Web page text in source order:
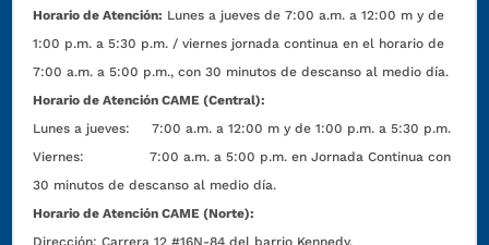
Horario de Atención: Lunes a jueves de 7:00 a.m. a 12:00 m y de
1:00 p.m. a 5:30 p.m. / viernes jornada continua en el horario de
7:00 a.m. a 5:00 p.m., con 30 minutos de descanso al medio día.
Horario de Atención CAME (Central):
Lunes a jueves: 7:00 a.m. a 12:00 m y de 1:00 p.m. a 5:30 p.m.
Viernes: 7:00 a.m. a 5:00 p.m. en Jornada Continua con
30 minutos de descanso al medio día.
Horario de Atención CAME (Norte):
Dirección:Carrera 12 #16N-84 del barrio Kennedy.